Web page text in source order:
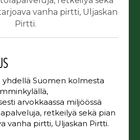
vanha pirtti, Uljaskan
Pirtti.
yhdellä Suomen kolmesta
arvokkaassa miljöössä
retkeilyä sekä pian
vanha pirtti, Uljaskan Pirtti.